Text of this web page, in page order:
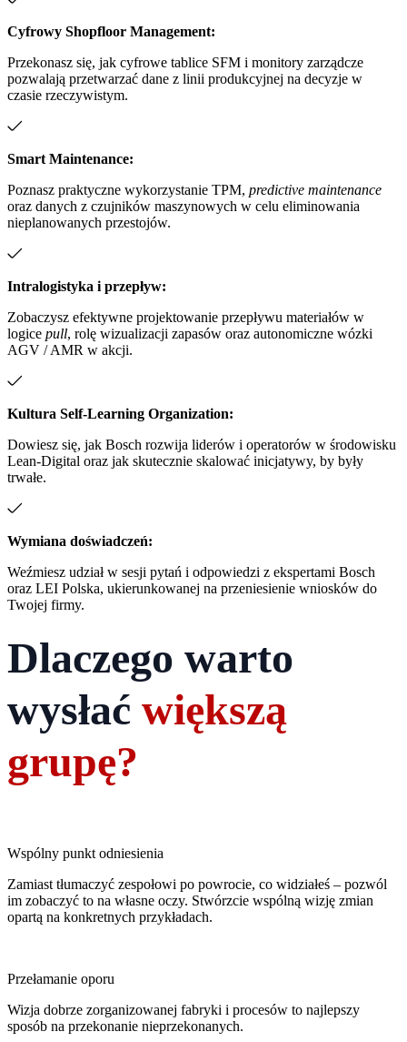
Cyfrowy Shopfloor Management:
Przekonasz się, jak cyfrowe tablice SFM i monitory zarządcze
pozwalają przetwarzać dane z linii produkcyjnej na decyzje w
czasie rzeczywistym.
Smart Maintenance:
Poznasz praktyczne wykorzystanie TPM, predictive maintenance
oraz danych z czujników maszynowych w celu eliminowania
nieplanowanych przestojów.
Intralogistyka i przepływ:
Zobaczysz efektywne projektowanie przepływu materiałów w
logice pull, rolę wizualizacji zapasów oraz autonomiczne wózki
AGV / AMR w akcji.
Kultura Self-Learning Organization:
Dowiesz się, jak Bosch rozwija liderów i operatorów w środowisku
Lean-Digital oraz jak skutecznie skalować inicjatywy, by były
trwałe.
Wymiana doświadczeń:
Weźmiesz udział w sesji pytań i odpowiedzi z ekspertami Bosch
oraz LEI Polska, ukierunkowanej na przeniesienie wniosków do
Twojej firmy.
Dlaczego warto
wysłać większą
grupę?
Wspólny punkt odniesienia
Zamiast tłumaczyć zespołowi po powrocie, co widziałeś – pozwól
im zobaczyć to na własne oczy. Stwórzcie wspólną wizję zmian
opartą na konkretnych przykładach.
Przełamanie oporu
Wizja dobrze zorganizowanej fabryki i procesów to najlepszy
sposób na przekonanie nieprzekonanych.